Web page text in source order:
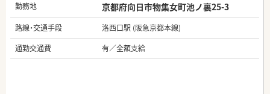
勤務地 京都府向日市物集女町池ノ裏25-3
路線・交通手段
洛西口駅 (阪急京都本線)
通勤交通費
有／全額支給